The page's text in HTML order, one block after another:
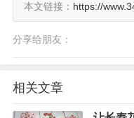
本文链接： https://
分享给朋友：
相关文章